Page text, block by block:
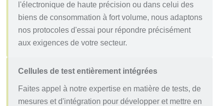
l'électronique de haute précision ou dans celui des
biens de consommation à fort volume, nous adaptons
nos protocoles d'essai pour répondre précisément
aux exigences de votre secteur.
Cellules de test entièrement intégrées
Faites appel à notre expertise en matière de tests, de
mesures et d'intégration pour développer et mettre en